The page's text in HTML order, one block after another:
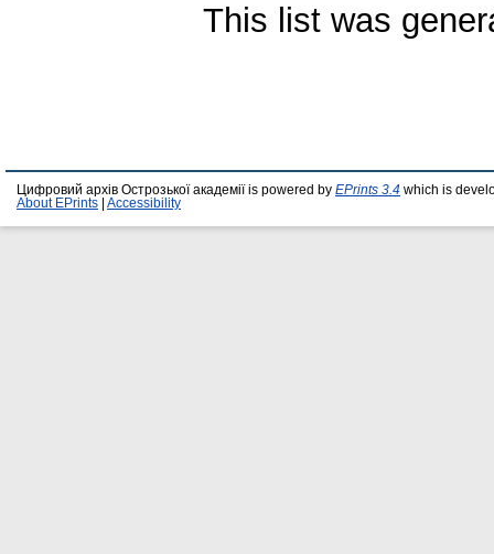
This list was
Цифровий архів Острозької академії is powered by EPrints 3.4 which is
About EPrints
Accessibility